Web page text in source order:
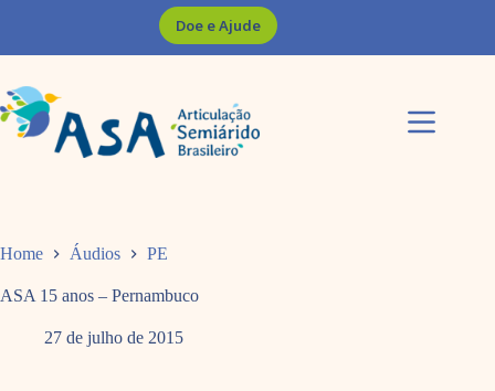
Doe e Ajude
Home Áudios PE
ASA 15 anos – Pernambuco
27 de julho de 2015